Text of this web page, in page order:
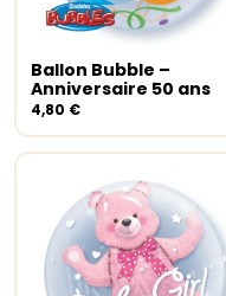
Ajouter au panier
Ballon Bubble –
Anniversaire 50 ans
4,80 €